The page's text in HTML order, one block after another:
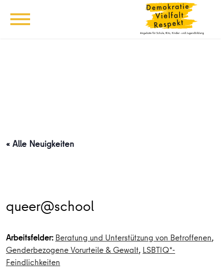
« Alle Neuigkeiten
queer@school
Arbeitsfelder: Beratung und Unterstützung von Betroffenen,
Genderbezogene Vorurteile & Gewalt, LSBTIQ*-
Feindlichkeiten